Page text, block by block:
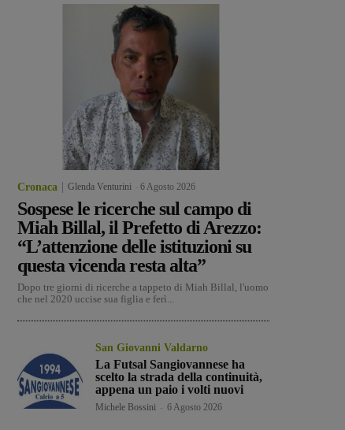
Cronaca Glenda Venturini 6 Agosto 2026
Sospese le ricerche sul campo di
Miah Billal, il Prefetto di Arezzo:
“L’attenzione delle istituzioni su
questa vicenda resta alta”
Dopo tre giorni di ricerche a tappeto di Miah Billal, l'uomo
che nel 2020 uccise sua figlia e ferì...
San Giovanni Valdarno
La Futsal Sangiovannese ha
scelto la strada della continuità,
appena un paio i volti nuovi
Michele Bossini 6 Agosto 2026